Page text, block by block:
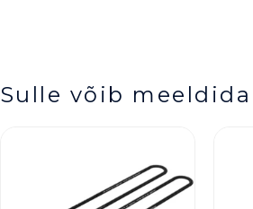
Sulle võib